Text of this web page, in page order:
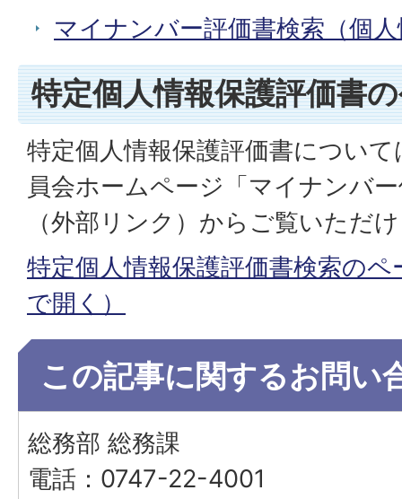
マイナンバー評価書検索（個
特定個人情報保護評価書
特定個人情報保護評価書につい
員会ホームページ「マイナンバ
（外部リンク）からご覧いただ
特定個人情報保護評価書検索の
で開く）
この記事に関するお問い
総務部 総務課
電話：0747-22-4001